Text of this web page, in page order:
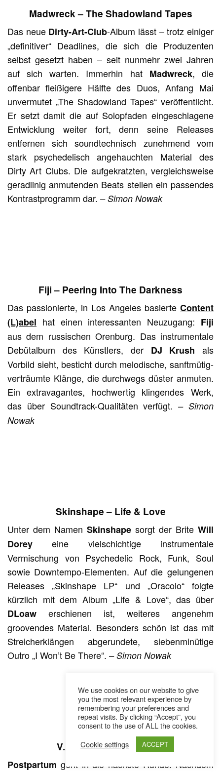
Madwreck – The Shadowland Tapes
Das neue Dirty-Art-Club-Album lässt – trotz einiger
„definitiver“ Deadlines, die sich die Produzenten
selbst gesetzt haben – seit nunmehr zwei Jahren
auf sich warten. Immerhin hat Madwreck, die
offenbar fleißigere Hälfte des Duos, Anfang Mai
unvermutet „The Shadowland Tapes“ veröffentlicht.
Er setzt damit die auf Solopfaden eingeschlagene
Entwicklung weiter fort, denn seine Releases
entfernen sich soundtechnisch zunehmend vom
stark psychedelisch angehauchten Material des
Dirty Art Clubs. Die aufgekratzten, vergleichsweise
geradlinig anmutenden Beats stellen ein passendes
Kontrastprogramm dar.– Simon Nowak
Fiji – Peering Into The Darkness
Das passionierte, in Los Angeles basierte Content
(L)abel hat einen interessanten Neuzugang: Fiji
aus dem russischen Orenburg. Das instrumentale
Debütalbum des Künstlers, der DJ Krush als
Vorbild sieht, besticht durch melodische, sanftmütig-
verträumte Klänge, die durchwegs düster anmuten.
Ein extravagantes, hochwertig klingendes Werk,
das über Soundtrack-Qualitäten verfügt.– Simon
Nowak
Skinshape – Life & Love
Unter dem Namen Skinshape sorgt der Brite Will
Dorey eine vielschichtige instrumentale
Vermischung von Psychedelic Rock, Funk, Soul
sowie Downtempo-Elementen. Auf die gelungenen
Releases „Skinshape LP“ und „Oracolo“ folgte
kürzlich mit dem Album „Life & Love“, das über
DLoaw erschienen ist, weiteres angenehm
groovendes Material. Besonders schön ist das mit
Streicherklängen abgerundete, siebenminütige
Outro „I Won’t Be There“.– Simon Nowak
V.A. – Postpartum Vol. 2
Postpartum geht in die nächste Runde. Nachdem
We use cookies on our website to give
you the most relevant experience by
remembering your preferences and
repeat visits. By clicking “Accept”, you
consent to the use of ALL the cookies.
Cookie settings
ACCEPT